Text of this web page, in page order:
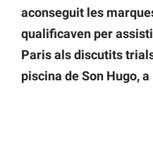
aconseguit les
qualificaven per
Paris als discutits
piscina de Son Hugo,